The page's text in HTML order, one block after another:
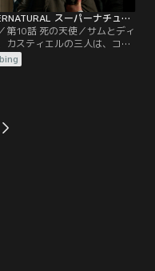
SUPERNATURAL スーパーナチュラル シーズン5 第10話／吹替
第10話 死の天使／サムとディ
カスティエルの三人は、コル
に入れようと奔走する。ルシ
を捜し出し、彼を地獄へ戻す
共にボビーの家に集まる。ボ
提案で集合写真を撮ることに